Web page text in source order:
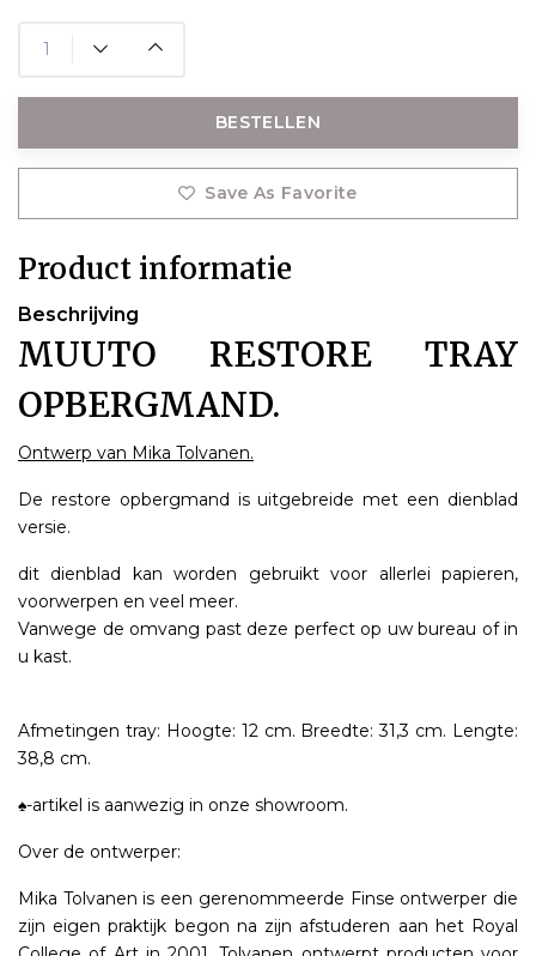
BESTELLEN
Save As Favorite
Product informatie
Beschrijving
MUUTO RESTORE TRAY
OPBERGMAND.
Ontwerp van Mika Tolvanen.
De restore opbergmand is uitgebreide met een dienblad
versie.
dit dienblad kan worden gebruikt voor allerlei papieren,
voorwerpen en veel meer.
Vanwege de omvang past deze perfect op uw bureau of in
u kast.
Afmetingen tray: Hoogte: 12 cm. Breedte: 31,3 cm. Lengte:
38,8 cm.
♠-artikel is aanwezig in onze showroom.
Over de ontwerper:
Mika Tolvanen is een gerenommeerde Finse ontwerper die
zijn eigen praktijk begon na zijn afstuderen aan het Royal